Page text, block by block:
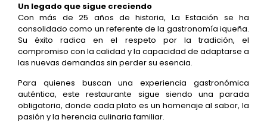
Un legado que sigue creciendo
Con más de 25 años de historia, La Estación se ha
consolidado como un referente de la gastronomía iqueña.
Su éxito radica en el respeto por la tradición, el
compromiso con la calidad y la capacidad de adaptarse a
las nuevas demandas sin perder su esencia.
Para quienes buscan una experiencia gastronómica
auténtica, este restaurante sigue siendo una parada
obligatoria, donde cada plato es un homenaje al sabor, la
pasión y la herencia culinaria familiar.